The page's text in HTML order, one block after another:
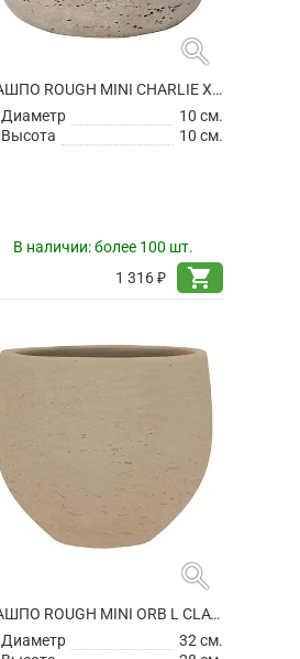
search
КАШПО ROUGH MINI CHARLIE XXS GREY WASHED
Диаметр
10 см.
Высота
10 см.
В наличии:более 100 шт.
1 316 ₽
shopping_cart
search
КАШПО ROUGH MINI ORB L CLAY WASHED
Диаметр
32 см.